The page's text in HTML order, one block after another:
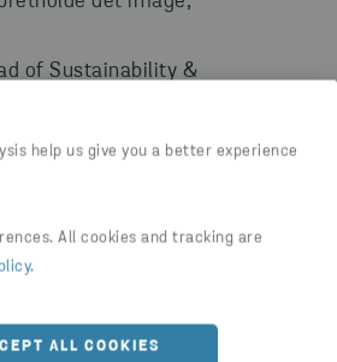
help us give you a better experience
All cookies and tracking are
.
ALL COOKIES
of Sustainability &
Stena Recycling Sweden